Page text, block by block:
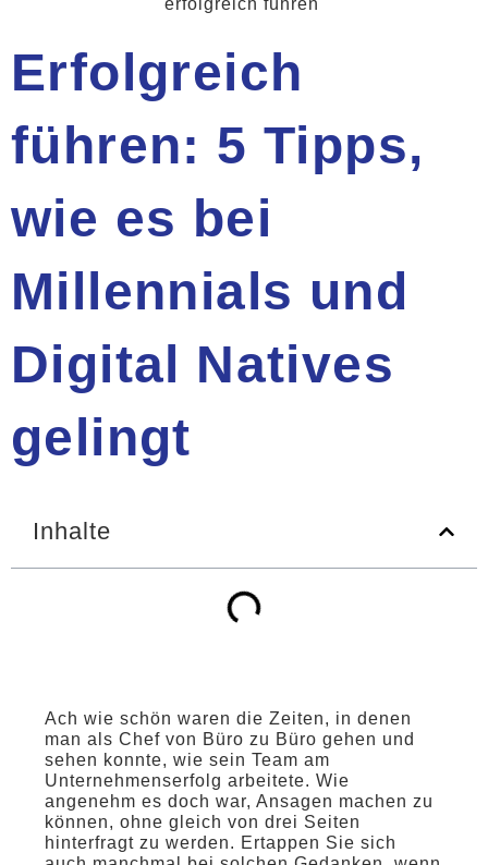
Erfolgreich
führen: 5 Tipps,
wie es bei
Millennials und
Digital Natives
gelingt
Inhalte
Ach wie schön waren die Zeiten, in denen
man als Chef von Büro zu Büro gehen und
sehen konnte, wie sein Team am
Unternehmenserfolg arbeitete. Wie
angenehm es doch war, Ansagen machen zu
können, ohne gleich von drei Seiten
hinterfragt zu werden. Ertappen Sie sich